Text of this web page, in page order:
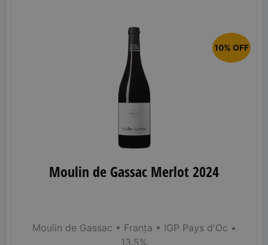
10% OFF
Moulin de Gassac Merlot 2024
Moulin de Gassac • Franța • IGP Pays d'Oc •
13.5%